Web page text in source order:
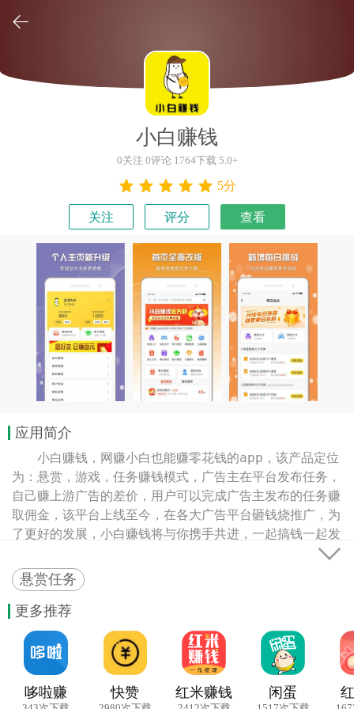

小白赚钱
0关注 0评论 1764下载 5.0+
5分
关注 评分 查看
应用简介
小白赚钱，网赚小白也能赚零花钱的app，该产品定位
为：悬赏，游戏，任务赚钱模式，广告主在平台发布任务，
自己赚上游广告的差价，用户可以完成广告主发布的任务赚
取佣金，该平台上线至今，在各大广告平台砸钱烧推广，为
了更好的发展，小白赚钱将与你携手共进，一起搞钱一起发
1、任务数量非常多，小白也可以轻松赚钱
2、收徒奖励高，佣金无上限，人脉广，躺着也能赚钱。
3、支持多种提现方式，提现简单到账快。

悬赏任务
更多推荐
哆啦赚 快赞 红米赚钱 闲蛋